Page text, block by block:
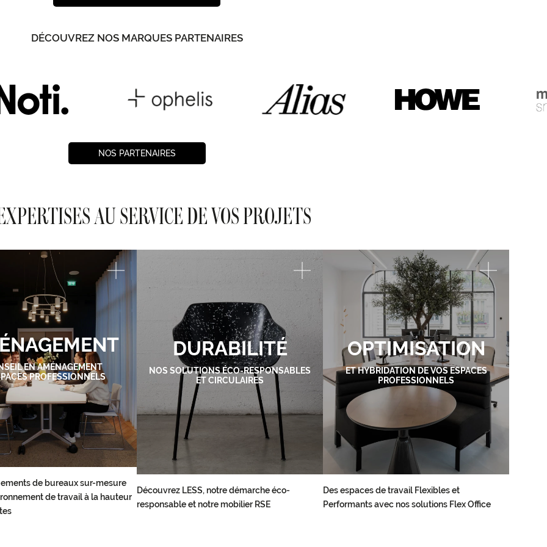
DÉCOUVREZ NOS MARQUES PARTENAIRES
NOS PARTENAIRES
AU SERVICE DE VOS PROJETS
EN AMÉNAGEMENT
PROFESSIONNELS
de bureaux sur-mesure
de travail à la hauteur
DURABILITÉ
NOS SOLUTIONS ÉCO-RESPONSABLES
ET CIRCULAIRES
Découvrez LESS, notre démarche éco-
responsable et notre mobilier RSE
OPTIMISATION
ET HYBRIDATION DE VOS ESPACES
PROFESSIONNELS
Des espaces de travail Flexibles et
Performants avec nos solutions Flex Office